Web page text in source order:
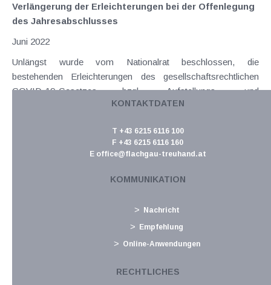
Verlängerung der Erleichterungen bei der Offenlegung
des Jahresabschlusses
Juni 2022
Unlängst wurde vom Nationalrat beschlossen, die
bestehenden Erleichterungen des gesellschaftsrechtlichen
COVID-19-Gesetzes bzgl. Aufstellungs- und
Offenlegungsfristen für Unterlagen der Rechnungslegung um
empfehlen drucken
Bei der Nutzung von FinanzOnline ist es Anfang Mai 2022 zu
natürliche Personen als User - gekommen. Nunmehr wird
KONTAKTDATEN
T +43 6215 6116 100
F +43 6215 6116 160
E office@flachgau-treuhand.at
KOMMUNIKATION
Nachricht
Empfehlung
Online-Anwendungen
RECHTLICHES